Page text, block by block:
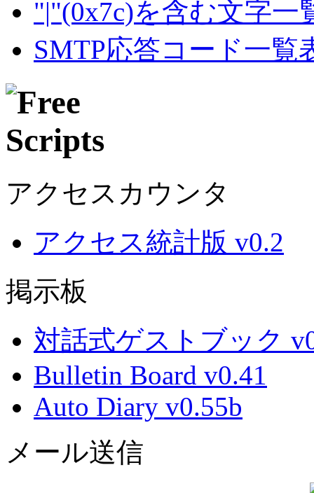
"|"(0x7c)を含む文字一
SMTP応答コード一覧
アクセスカウンタ
アクセス統計版 v0.2
掲示板
対話式ゲストブック
Bulletin Board v0.41
Auto Diary v0.55b
メール送信